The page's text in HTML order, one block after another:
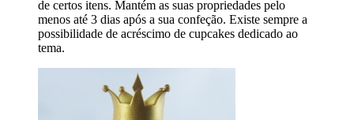
de certos itens. Mantém as suas propriedades pelo
menos até 3 dias após a sua confeção. Existe sempre a
possibilidade de acréscimo de cupcakes dedicado ao
tema.